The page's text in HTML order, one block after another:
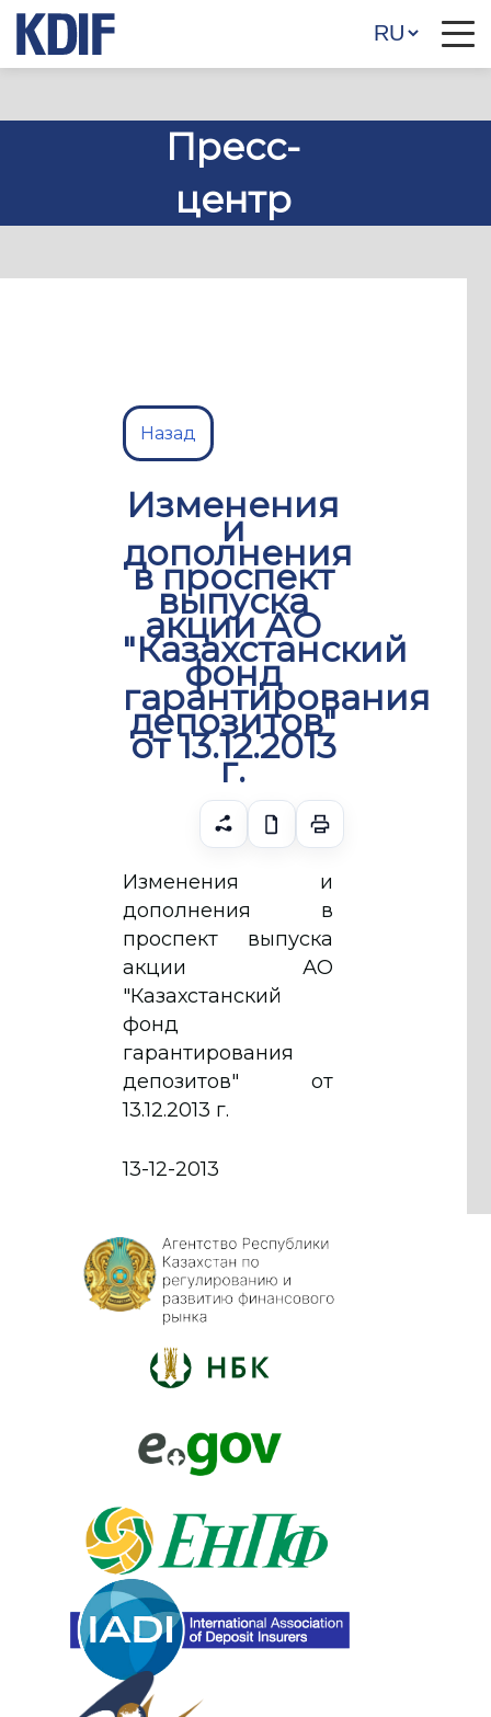
Пресс-
центр
Назад
Изменения
и
дополнения
в проспект
выпуска
акции АО
"Казахстанский
фонд
гарантирования
депозитов"
от 13.12.2013
г.
Изменения и
дополнения в
проспект выпуска
акции АО
"Казахстанский
фонд
гарантирования
депозитов" от
13.12.2013 г.
13-12-2013